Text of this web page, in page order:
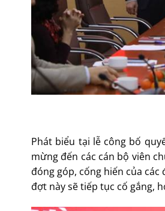
Phát biểu tại lễ công bố
mừng đến các cán bộ viên
đóng góp, cống hiến của
đợt này sẽ tiếp tục cố gắng,